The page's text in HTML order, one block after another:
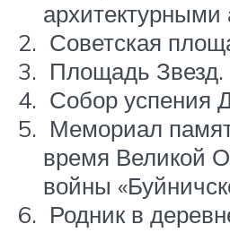
Советская
Площадь Звезд.
Собор успения
Мемориал
время Великой
войны
Родник в